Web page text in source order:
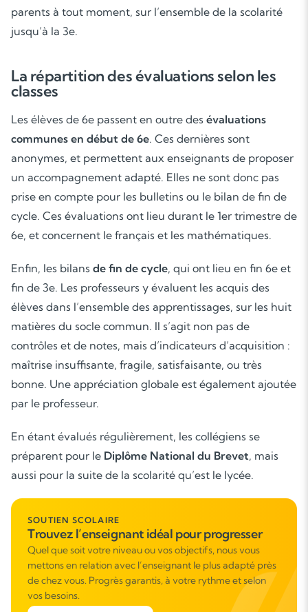
parents à tout moment, sur l’ensemble de la scolarité
jusqu’à la 3e.
La répartition des évaluations selon les
classes
Les élèves de 6e passent en outre des évaluations
communes en début de 6e. Ces dernières sont
anonymes, et permettent aux enseignants de proposer
un accompagnement adapté. Elles ne sont donc pas
prise en compte pour les bulletins ou le bilan de fin de
cycle. Ces évaluations ont lieu durant le 1er trimestre de
6e, et concernent le français et les mathématiques.
Enfin, les bilans de fin de cycle, qui ont lieu en fin 6e et
fin de 3e. Les professeurs y évaluent les acquis des
élèves dans l’ensemble des apprentissages, sur les huit
matières du socle commun. Il s’agit non pas de
contrôles et de notes, mais d’indicateurs d’acquisition :
maîtrise insuffisante, fragile, satisfaisante, ou très
bonne. Une appréciation globale est également ajoutée
par le professeur.
En étant évalués régulièrement, les collégiens se
préparent pour le Diplôme National du Brevet, mais
aussi pour la suite de la scolarité qu’est le lycée.
SOUTIEN SCOLAIRE
Trouvez l’enseignant idéal pour progresser
Quel que soit votre niveau ou vos objectifs, nous vous
mettons en relation avec l’enseignant le plus adapté près
de chez vous. Progrès garantis, à votre rythme et selon
vos besoins.
Soutien scolaire
Les deux